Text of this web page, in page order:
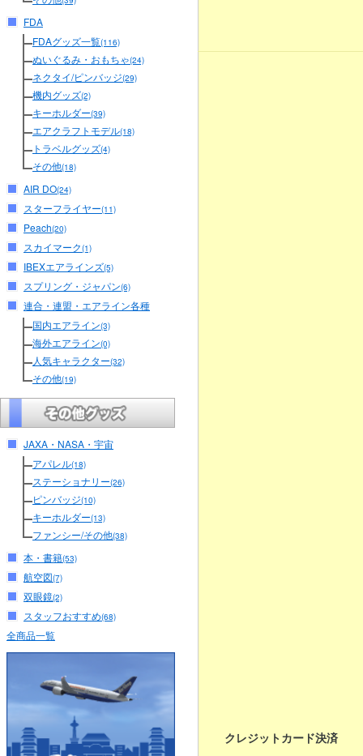
FDA
FDAグッズ一覧(116)
ぬいぐるみ・おもちゃ(24)
ネクタイ/ピンバッジ(29)
機内グッズ(2)
キーホルダー(39)
エアクラフトモデル(18)
トラベルグッズ(4)
その他(18)
AIR DO(24)
スターフライヤー(11)
Peach(20)
スカイマーク(1)
IBEXエアラインズ(5)
スプリング・ジャパン(6)
連合・連盟・エアライン各種
国内エアライン(3)
海外エアライン(0)
人気キャラクター(32)
その他(19)
JAXA・NASA・宇宙
アパレル(18)
ステーショナリー(26)
ピンバッジ(10)
キーホルダー(13)
ファンシー/その他(38)
本・書籍(53)
航空図(7)
双眼鏡(2)
スタッフおすすめ(68)
全商品一覧
クレジットカード決済